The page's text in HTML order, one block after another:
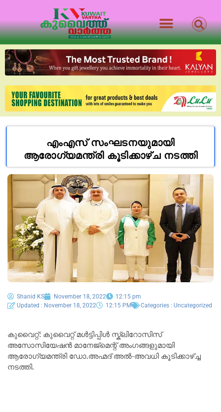
എംഎസ് സംഘടനയുമായി
ആരോഗ്യമന്ത്രി കൂടിക്കാഴ്ച നടത്തി
Shanid KS November 18, 2022
12:15 pm
Updated : November 18, 2022
12:15 PM Categories : Uncategorized
കുവൈറ്റ്: കുവൈറ്റ് മൾട്ടിപ്പിൾ സ്ക്ലിറോസിസ്
അസോസിയേഷൻ മാനേജ്‌മെന്റ് അംഗങ്ങളുമായി
ആരോഗ്യമന്ത്രി ഡോ.അഹ്മദ് അൽ-അവധി കൂടിക്കാഴ്ച്ച
നടത്തി.